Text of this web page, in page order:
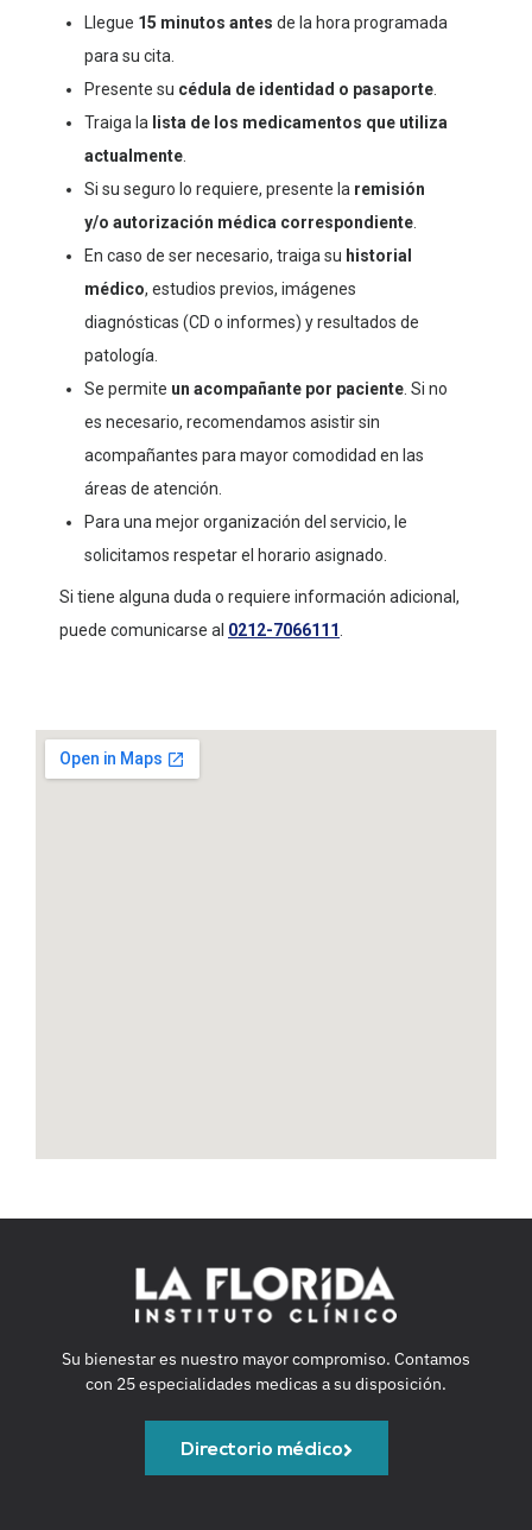
Llegue 15 minutos antes de la hora programada
para su cita.
Presente su cédula de identidad o pasaporte
Traiga la lista de los medicamentos que utiliza
actualmente
Si su seguro lo requiere, presente la remisión
y/o autorización médica correspondiente
En caso de ser necesario, traiga su historial
médico, estudios previos, imágenes
diagnósticas (CD o informes) y resultados de
patología.
Se permite un acompañante por paciente . Si no
es necesario, recomendamos asistir sin
acompañantes para mayor comodidad en las
áreas de atención.
Para una mejor organización del servicio, le
solicitamos respetar el horario asignado.
Si tiene alguna duda o requiere información adicional,
puede comunicarse al 0212-7066111
Su bienestar es nuestro mayor compromiso. Contamos
con 25 especialidades medicas a su disposición.
Directorio médico